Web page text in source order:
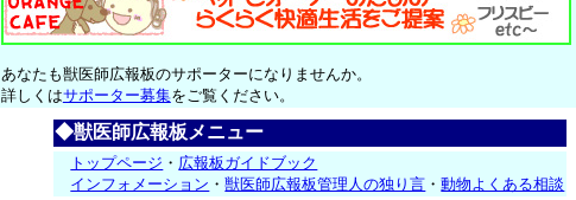
あなたも獣医師広報板のサポーターになりませんか。
詳しくはサポーター募集をご覧ください。
◆獣医師広報板メニュー
トップページ ・ 広報板ガイドブック
インフォメーション ・獣医師広報板管理人の独り言 ・動物よくある相談